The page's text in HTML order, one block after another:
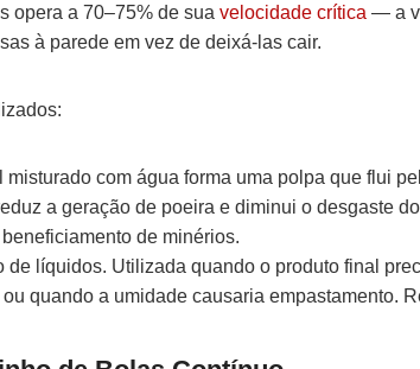
opera a 70–75% de sua velocidade crítica — a
à parede em vez de deixá-las cair.
misturado com água forma uma polpa que flui
a geração de poeira e diminui o desgaste
de minérios.
de líquidos. Utilizada quando o produto final
quando a umidade causaria empastamento.